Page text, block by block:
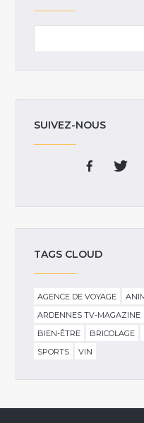
SUIVEZ-NOUS
TAGS CLOUD
AGENCE DE VOYAGE
ARDENNES TV-MAGAZINE
BIEN-ÊTRE
BRICOLAGE
SPORTS
VIN